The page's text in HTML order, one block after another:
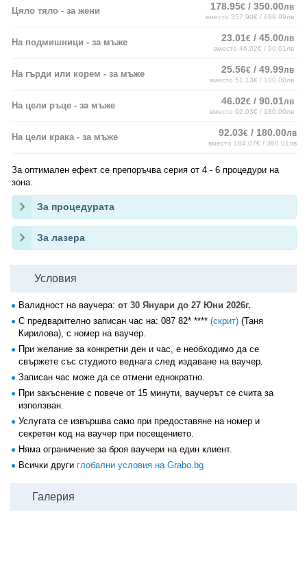
Цяло тяло - за жени 178.95€ / 350.00лв
вместо 357.90€ / 699.99лв
На подмишници - за мъже 23.01€ / 45.00лв
вместо 46.02€ / 90.01лв
На гърди или корем - за мъже 25.56€ / 49.99лв
вместо 51.13€ / 100.00лв
На цели ръце - за мъже 46.02€ / 90.01лв
вместо 92.03€ / 180.00лв
На цели крака - за мъже 92.03€ / 180.00лв
вместо 184.07€ / 360.01лв
За оптимален ефект се препоръчва серия от 4 - 6 процедури на
зона.
За процедурата
За лазера
Условия
Валидност на ваучера: от 30 Януари до 27 Юни 2026г.
С предварително записан час на: 087 82* **** (скрит) (Таня
Кирилова), с номер на ваучер.
При желание за конкретни ден и час, е необходимо да се
свържете със студиото веднага след издаване на ваучер.
Записан час може да се отмени еднократно.
При закъснение с повече от 15 минути, ваучерът се счита за
използван.
Услугата се извършва само при предоставяне на номер и
секретен код на ваучер при посещението.
Няма ограничение за броя ваучери на един клиент.
Всички други глобални условия на Grabo.bg
Галерия